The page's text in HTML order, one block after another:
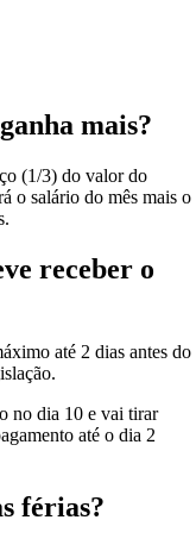
mais?
(1/3) do valor do
o salário do mês mais o
receber o
até 2 dias antes do
no dia 10 e vai tirar
até o dia 2
férias?